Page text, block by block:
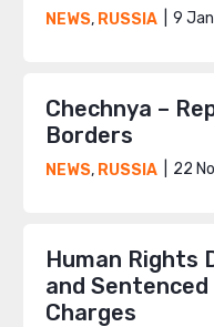
NEWS, RUSSIA 9
Chechnya –
Borders
NEWS, RUSSIA 22
Human Rights
and
Charges